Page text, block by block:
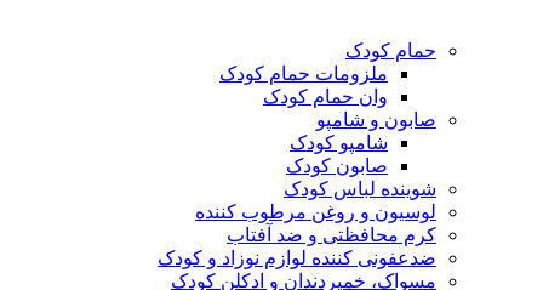
حمام کودک
ملزومات حمام کودک
وان حمام کودک
صابون و شامپو
شامپو کودک
صابون کودک
شوینده لباس کودک
لوسیون و روغن مرطوب کننده
کرم محافظتی و ضد آفتاب
ضدعفونی کننده لوازم نوزاد و کودک
مسواک، خمیردندان و ادکلن کودک